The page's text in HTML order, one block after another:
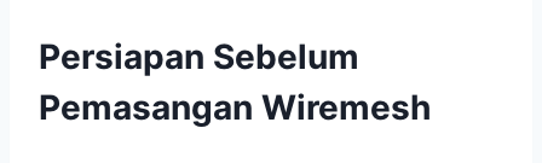
Persiapan Sebelum
Pemasangan Wiremesh